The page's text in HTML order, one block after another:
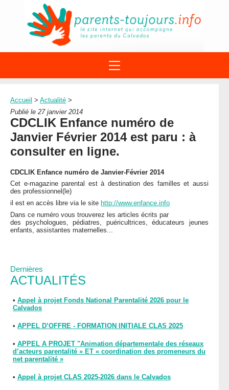
À PROPOS DU REAAP
1ÈRE VISITE
ACTUALITÉ
AGENDA
DISPOSITIFS PARENTALITÉ
SITES INTERNET
NUMÉROS VERTS
LEXIQUE
LETTRES D’INFO
MENTIONS LÉGALES
CONTACT
STRUCTURES
DOCUMENTS
FORMATIONS
Dernières
ACTUALITÉS
• Appel à projet Fonds National Parentalité 2026 pour le
Calvados
• APPEL D’OFFRE - FORMATION INITIALE CLAS 2025
• APPEL A PROJET "Animation départementale des réseaux
d’acteurs parentalité » ET « coordination des promeneurs du
net parentalité »
• Appel à projet CLAS 2025-2026 dans le Calvados
Accueil > Actualité >
Publié le 27 janvier 2014
CDCLIK Enfance numéro de
Janvier Février 2014 est paru : à
consulter en ligne.
CDCLIK Enfance numéro de Janvier-Février 2014
Cet e-magazine parental est à destination des familles et aussi
des professionnel(le)
il est en accès libre via le site http://www.enfance.info
Dans ce numéro vous trouverez les articles écrits par
des psychologues, pédiatres, puéricultrices, éducateurs jeunes
enfants, assistantes maternelles...